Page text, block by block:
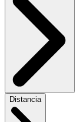
Distancia